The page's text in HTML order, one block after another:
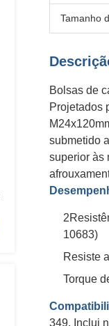
Tamanho
Bolsas de
Projetados
submetido
superior às
10683)
Resiste
Torque
349. Inclui